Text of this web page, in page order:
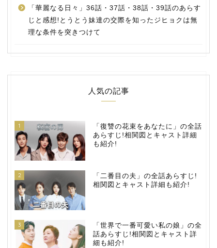
「華麗なる日々」36話・37話・38話・39話のあらす
じと感想!とうとう妹達の交際を知ったジヒョクは無
理な条件を突きつけて
人気の記事
1
「復讐の花束をあなたに」の全話
あらすじ!相関図とキャスト詳細
も紹介!
2
「二番目の夫」の全話あらすじ!
相関図とキャスト詳細も紹介!
3
「世界で一番可愛い私の娘」の全
話あらすじ!相関図とキャスト詳
細も紹介!